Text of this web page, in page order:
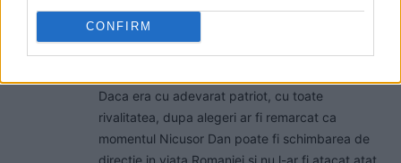
CONFIRM
ziare.com Petrisor Peiu… Acum, apartenenta la
clanul care l-a facut senator l-a facut sa-si
piarda luciditatea si patriotismul, si-a dat arama
Daca era cu adevarat patriot, cu toate
rivalitatea, dupa alegeri ar fi remarcat ca
momentul Nicusor Dan poate fi schimbarea de
directie in viata Romaniei si nu l-ar fi atacat atat